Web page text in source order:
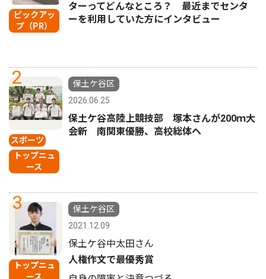
ピックアッ
プ（PR）
ターってどんなところ？ 最近までセンタ
ーを利用していた方にインタビュー
2
スポーツ
トップニュ
ース
保土ケ谷区
2026.06.25
保土ケ谷高陸上競技部 塚本さんが200ｍ大
会新 南関東優勝、高校総体へ
3
トップニュ
ース
保土ケ谷区
2021.12.09
保土ケ谷中太田さん
人権作文で最優秀賞